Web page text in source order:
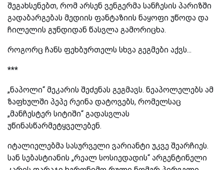
შეგახსენებთ, რომ არსენ ვენგერმა სანჩესის პარიზში
გადაბარგებას მედიის ფანტაზიის ნაყოფი უწოდა და
ჩილელის გუნდიდან წასვლა გამორიცხა.
როგორც ჩანს ფეხბურთელს სხვა გეგმები აქვს...
***
„ნაპოლი“ მეკარის შეძენას გეგმავს. ნეაპოლელებს ამ
ზაფხულში პეპე რეინა დატოვებს, რომელსაც
„მანჩესტერ სიტიში“ გადასვლას
უწინასწარმეტყველებენ.
იტალიელებმა სასურველი ვარიანტი უკვე შეარჩიეს.
სან სებასტიანის „რეალ სოსიედადის“ არგენტინელი